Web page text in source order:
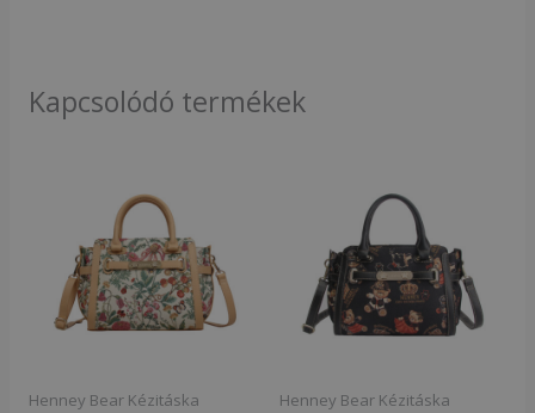
Kapcsolódó termékek
Henney Bear Kézitáska Henney Bear Kézitáska